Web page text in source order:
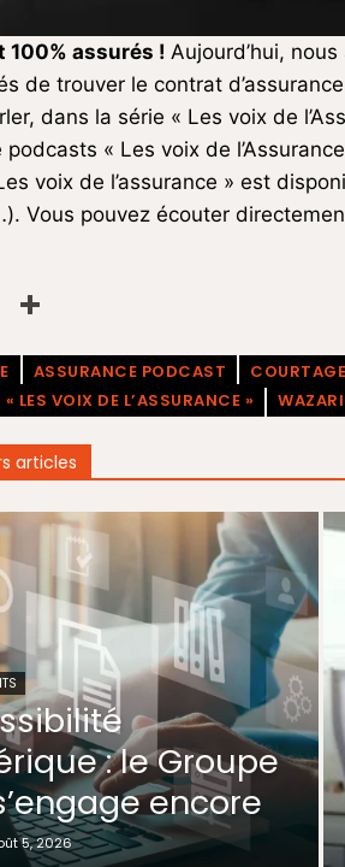
100% assurés ! Aujourd’hui,
de trouver le contrat
dans la série « Les voix de
podcasts « Les voix de
voix de l’assurance » est
Vous pouvez écouter
ASSURANCE PODCAST COURTAGE
LES VOIX DE L’ASSURANCE »
WAZARI
articles
: le Groupe
encore
5, 2026